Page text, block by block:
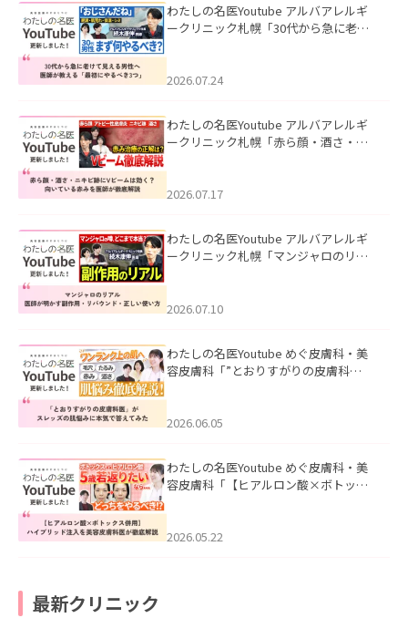
わたしの名医Youtube アルバアレルギ
ークリニック札幌「30代から急に老け
た。
2026.07.24
わたしの名医Youtube アルバアレルギ
ークリニック札幌「赤ら顔・酒さ・ニ
した。
2026.07.17
わたしの名医Youtube アルバアレルギ
ークリニック札幌「マンジャロのリア
た。
2026.07.10
わたしの名医Youtube めぐ皮膚科・美
容皮膚科「”とおりすがりの皮膚科
2026.06.05
わたしの名医Youtube めぐ皮膚科・美
容皮膚科「【ヒアルロン酸×ボトック
た。
2026.05.22
最新クリニック